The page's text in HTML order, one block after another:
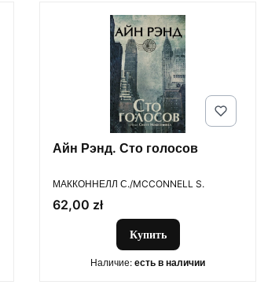
Айн Рэнд. Сто голосов
ПРОИЗВОДИТЕЛЬ
МАККОННЕЛЛ С./MCCONNELL S.
Цена
62,00 zł
Купить
Наличие: есть в наличии